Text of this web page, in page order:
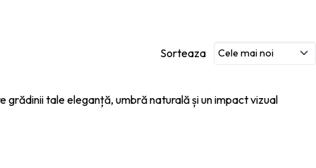
Sorteaza
grădinii tale eleganță, umbră naturală și un impact vizual